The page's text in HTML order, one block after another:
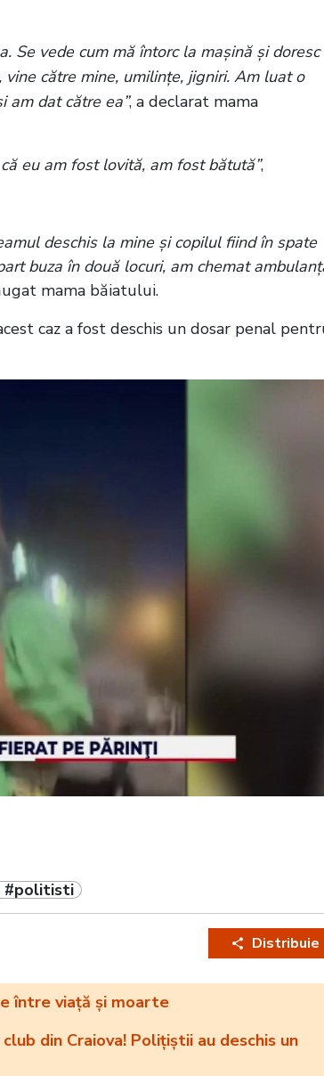
Se vede cum mă întorc la mașină și doresc
către mine, umilințe, jigniri. Am luat o
am dat către ea”, a declarat mama
eu am fost lovită, am fost bătută”,
deschis la mine și copilul fiind în spate
buza în două locuri, am chemat
mama băiatului.
caz a fost deschis un dosar penal
#politisti
Distribuie
între viață și moarte
din Craiova! Polițiștii au deschis un